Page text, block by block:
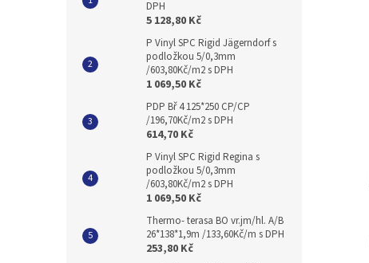
DPH
5 128,80 Kč
P Vinyl SPC Rigid Jägerndorf s
podložkou 5/0,3mm
/603,80Kč/m2 s DPH
1 069,50 Kč
PDP Bř 4 125*250 CP/CP
/196,70Kč/m2 s DPH
614,70 Kč
P Vinyl SPC Rigid Regina s
podložkou 5/0,3mm
/603,80Kč/m2 s DPH
1 069,50 Kč
Thermo- terasa BO vr.jm/hl. A/B
26*138*1,9m /133,60Kč/m s DPH
253,80 Kč